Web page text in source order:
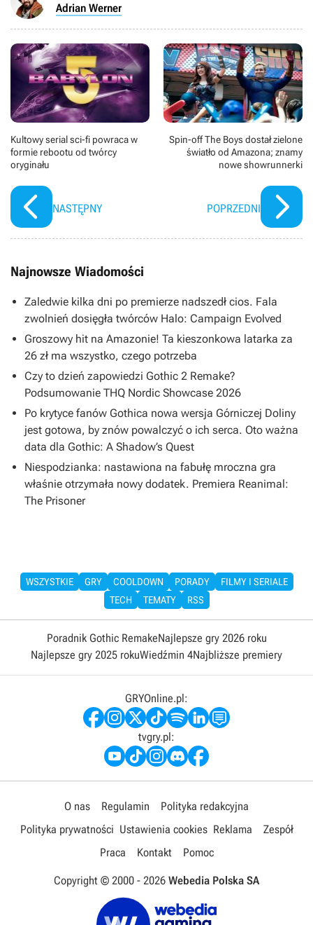
Adrian Werner
Kultowy serial sci-fi powraca w
formie rebootu od twórcy
oryginału
NASTĘPNY
Spin-off The Boys dostał zielone
światło od Amazona; znamy
nowe showrunnerki
POPRZEDNI
Najnowsze Wiadomości
Zaledwie kilka dni po premierze nadszedł cios. Fala
zwolnień dosięgła twórców Halo: Campaign Evolved
Groszowy hit na Amazonie! Ta kieszonkowa latarka za
26 zł ma wszystko, czego potrzeba
Czy to dzień zapowiedzi Gothic 2 Remake?
Podsumowanie THQ Nordic Showcase 2026
Po krytyce fanów Gothica nowa wersja Górniczej Doliny
jest gotowa, by znów powalczyć o ich serca. Oto ważna
data dla Gothic: A Shadow’s Quest
Niespodzianka: nastawiona na fabułę mroczna gra
właśnie otrzymała nowy dodatek. Premiera Reanimal:
The Prisoner
WSZYSTKIE GRY COOLDOWN PORADY
FILMY I SERIALE
TECH
TEMATY RSS
Poradnik Gothic RemakeNajlepsze gry 2026 roku
Najlepsze gry 2025 rokuWiedźmin 4Najbliższe premiery
GRYOnline.pl:
tvgry.pl:
O nas Regulamin
Polityka redakcyjna
Polityka prywatności Ustawienia cookies Reklama
Zespół
Praca
Kontakt Pomoc
Copyright © 2000 - 2026 Webedia Polska SA